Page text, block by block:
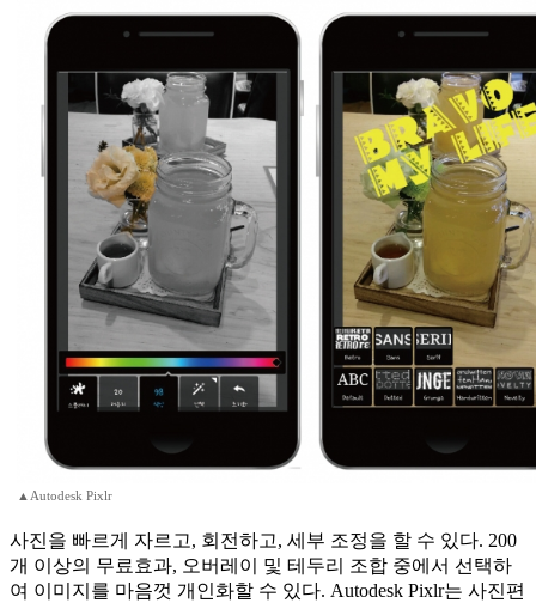
▲Autodesk Pixlr
사진을 빠르게 자르고, 회전하고, 세부 조정을 할 수 있다. 200
개 이상의 무료효과, 오버레이 및 테두리 조합 중에서 선택하
여 이미지를 마음껏 개인화할 수 있다. Autodesk Pixlr는 사진편